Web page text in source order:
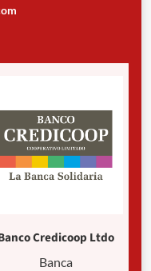
Credicoop Ltdo
Banca